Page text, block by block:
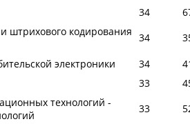
34
штрихового кодирования 34
электроники
34
33
технологий -
33